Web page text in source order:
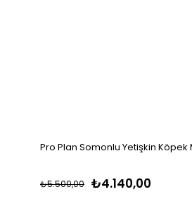
Pro Plan Somonlu Yetişkin Köpek
₺4.140,00
₺5.500,00